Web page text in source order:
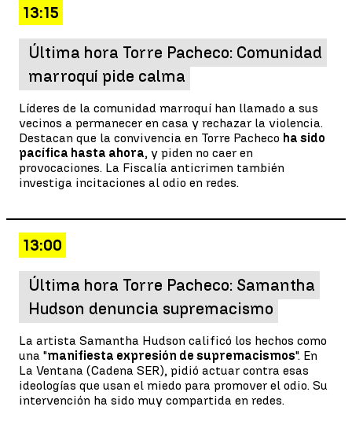
13:15
Última hora Torre Pacheco: Comunidad
marroquí pide calma
Líderes de la comunidad marroquí han llamado a sus
vecinos a permanecer en casa y rechazar la violencia.
Destacan que la convivencia en Torre Pacheco ha sido
pacífica hasta ahora, y piden no caer en
provocaciones. La Fiscalía anticrimen también
investiga incitaciones al odio en redes.
13:00
Última hora Torre Pacheco: Samantha
Hudson denuncia supremacismo
La artista Samantha Hudson calificó los hechos como
una "manifiesta expresión de supremacismos". En
La Ventana (Cadena SER), pidió actuar contra esas
ideologías que usan el miedo para promover el odio. Su
intervención ha sido muy compartida en redes.